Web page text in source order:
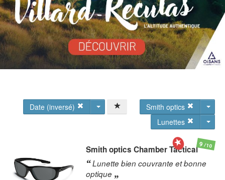
Date (inversé)
Smith optics
Lunettes
Smith optics Chamber Tactical
Lunette bien couvrante et bonne
optique
9/10